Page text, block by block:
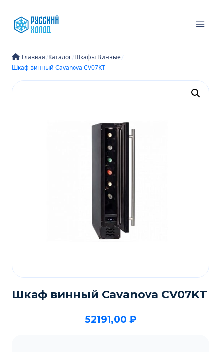
содержимому
Главная/Каталог/Шкафы Винные/
Шкаф винный Cavanova CV07KT
Шкаф винный Cavanova CV07KT
52191,00 ₽